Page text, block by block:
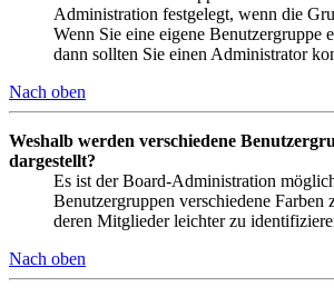
Administration festgelegt, wenn die
Wenn Sie eine eigene Benutzergruppe
dann sollten Sie einen Administrator
Nach oben
Weshalb werden verschiedene
dargestellt?
Es ist der Board-Administration
Benutzergruppen verschiedene Farben
deren Mitglieder leichter zu
Nach oben